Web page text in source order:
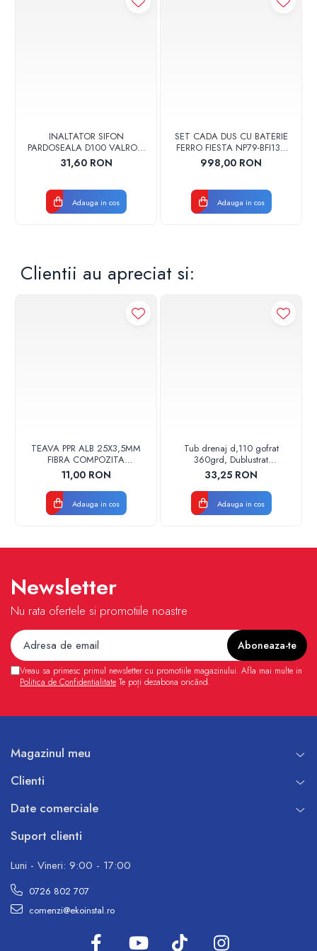
INALTATOR SIFON
PARDOSEALA D100 VALROM
17001900004
31,60 RON
Adauga in cos
SET CADA DUS CU BATERIE
FERRO FIESTA NP79-BFI13U
CROM
998,00 RON
Adauga in cos
Clientii au apreciat si:
TEAVA PPR ALB 25X3,5MM
FIBRA COMPOZITA
10033025004
VALDUOTHERM VALROM
11,00 RON
Adauga in cos
Tub drenaj d,110 gofrat
360grd, Dublustrat
verde/negru 110152 Drainkit
33,25 RON
Adauga in cos
Newsletter
Nu rata ofertele si promotiile noastre
Vreau sa primesc primul newsletter cu promotiile magazinului. Afla mai multe in
Politica de Confidentialitate Te poți dezabona oricând.
Magazinul meu
Clienti
Date comerciale
Suport clienti
Luni - Vineri: 9:00 - 17:00
0726 802 707
comenzi@ekoinstal.ro